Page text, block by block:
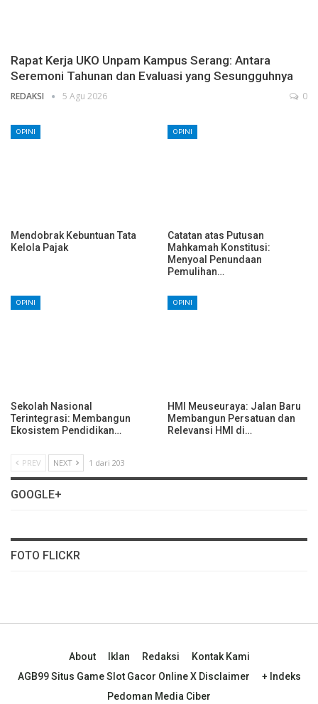
Rapat Kerja UKO Unpam Kampus Serang: Antara
Seremoni Tahunan dan Evaluasi yang Sesungguhnya
REDAKSI 5 Agu 2026 0
OPINI
Mendobrak Kebuntuan Tata
Kelola Pajak
OPINI
Catatan atas Putusan
Mahkamah Konstitusi:
Menyoal Penundaan
Pemulihan…
OPINI
Sekolah Nasional
Terintegrasi: Membangun
Ekosistem Pendidikan…
OPINI
HMI Meuseuraya: Jalan Baru
Membangun Persatuan dan
Relevansi HMI di…
PREV NEXT 1 dari 203
GOOGLE+
FOTO FLICKR
About Iklan Redaksi
Kontak Kami
AGB99 Situs Game Slot Gacor Online X Disclaimer
+ Indeks
Pedoman Media Ciber